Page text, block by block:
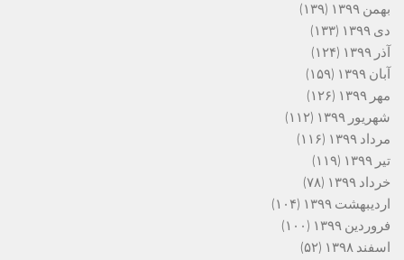
بهمن ۱۳۹۹
(۱۳۹)
دی ۱۳۹۹
(۱۳۳)
آذر ۱۳۹۹
(۱۲۴)
آبان ۱۳۹۹
(۱۵۹)
مهر ۱۳۹۹
(۱۲۶)
شهریور ۱۳۹۹
(۱۱۲)
مرداد ۱۳۹۹
(۱۱۶)
تیر ۱۳۹۹
(۱۱۹)
خرداد ۱۳۹۹
(۷۸)
اردیبهشت ۱۳۹۹
(۱۰۴)
فروردین ۱۳۹۹
(۱۰۰)
اسفند ۱۳۹۸
(۵۲)